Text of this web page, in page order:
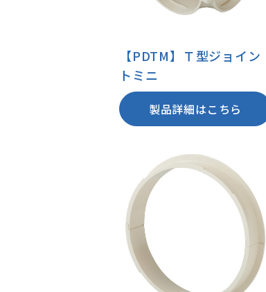
【PDTM】Ｔ型ジョイン
トミニ
製品詳細はこちら